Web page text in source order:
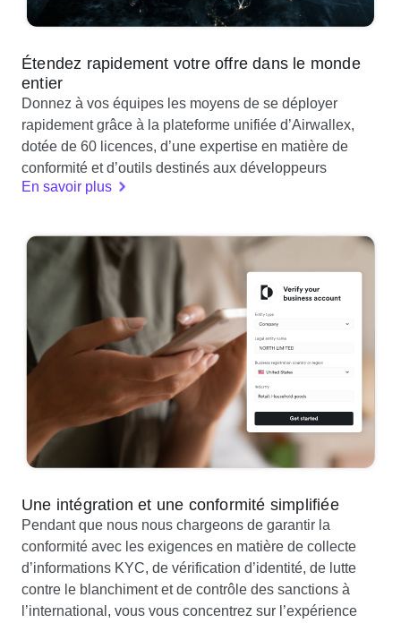
Étendez rapidement votre offre dans le monde
entier
Donnez à vos équipes les moyens de se déployer
rapidement grâce à la plateforme unifiée d’Airwallex,
dotée de 60 licences, d’une expertise en matière de
conformité et d’outils destinés aux développeurs
En savoir plus
Une intégration et une conformité simplifiée
Pendant que nous nous chargeons de garantir la
conformité avec les exigences en matière de collecte
d’informations KYC, de vérification d’identité, de lutte
contre le blanchiment et de contrôle des sanctions à
l’international, vous vous concentrez sur l’expérience